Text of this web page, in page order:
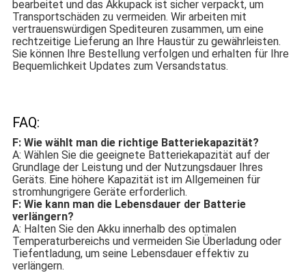
bearbeitet und das Akkupack ist sicher verpackt, um
Transportschäden zu vermeiden. Wir arbeiten mit
vertrauenswürdigen Spediteuren zusammen, um eine
rechtzeitige Lieferung an Ihre Haustür zu gewährleisten.
Sie können Ihre Bestellung verfolgen und erhalten für Ihre
Bequemlichkeit Updates zum Versandstatus.
FAQ:
F: Wie wählt man die richtige Batteriekapazität?
A: Wählen Sie die geeignete Batteriekapazität auf der
Grundlage der Leistung und der Nutzungsdauer Ihres
Geräts. Eine höhere Kapazität ist im Allgemeinen für
stromhungrigere Geräte erforderlich.
F: Wie kann man die Lebensdauer der Batterie
verlängern?
A: Halten Sie den Akku innerhalb des optimalen
Temperaturbereichs und vermeiden Sie Überladung oder
Tiefentladung, um seine Lebensdauer effektiv zu
verlängern.